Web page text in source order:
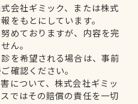
会社ギミック、または株式
をもとにしています。
めておりますが、内容を完
ん。
を希望される場合は、事前
確認ください。
について、株式会社ギミッ
ではその賠償の責任を一切